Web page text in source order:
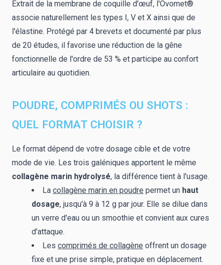
Extrait de la membrane de coquille d'œuf, l'Ovomet®
associe naturellement les types I, V et X ainsi que de
l'élastine. Protégé par 4 brevets et documenté par plus
de 20 études, il favorise une réduction de la gêne
fonctionnelle de l'ordre de 53 % et participe au confort
articulaire au quotidien.
POUDRE, COMPRIMÉS OU SHOTS :
QUEL FORMAT CHOISIR ?
Le format dépend de votre dosage cible et de votre
mode de vie. Les trois galéniques apportent le même
collagène marin hydrolysé, la différence tient à l'usage.
La collagène marin en poudre permet un haut
dosage, jusqu'à 9 à 12 g par jour. Elle se dilue dans
un verre d'eau ou un smoothie et convient aux cures
d'attaque.
Les comprimés de collagène offrent un dosage
fixe et une prise simple, pratique en déplacement.